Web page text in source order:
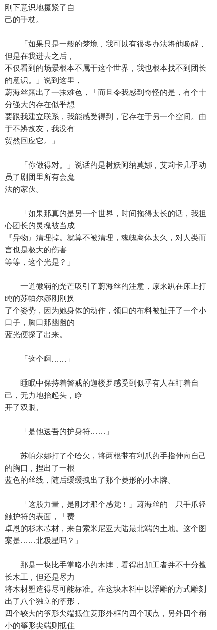
刚下意识地攥紧了自
己的手杖。
「如果只是一般的梦境，我可以有很多办法将他唤醒，
但是在我进去之后，
不仅看到的场景根本不属于这个世界，我也根本找不到团长
的意识。」说到这里，
蔚海丝露出了一抹难色，「而且令我感到奇怪的是，有个十
分强大的存在似乎想
要跟我建立联系，我能感受得到，它存在于另一个空间。由
于不辨敌友，我没有
贸然回应它。」
「你做得对。」说话的是树妖阿纳莫娜，艾莉卡几乎动
员了剧团里所有会魔
法的家伙。
「如果那真的是另一个世界，时间拖得太长的话，我担
心团长的灵魂被当成
『异物』清理掉。就算不被清理，魂魄离体太久，对人类而
言也是极大的伤害……
等等，这个光是？」
一道微弱的光芒吸引了蔚海丝的注意，原来趴在床上打
盹的苏帕尔娜刚刚换
了个姿势，因为她身体的动作，领口的布料被扯开了一个小
口子，胸口那幽幽的
蓝光便探了出来。
「这个啊……」
睡眠中保持着警戒的迦楼罗感受到似乎有人在盯着自
己，无力地抬起头，睁
开了双眼。
「是他送吾的护身符……」
苏帕尔娜打了个哈欠，将两根带有利爪的手指伸向自己
的胸口，捏出了一根
蓝色的丝线，随后缓缓拽出了那个菱形的小木牌。
「这股力量，是刚才那个感觉！」蔚海丝的一只手爪轻
触护符的表面，「费
卓恩的杉木芯材，来自索米尼亚大陆最北端的土地。这个图
案是……北极星吗？」
那是一块比手掌略小的木牌，看得出加工者并不十分擅
长木工，但还是尽力
将木材塑造得尽可能标准。在这块木料中以浮雕的方式雕刻
出了八个独立的筝形，
四个较大的筝形尖端抵住菱形外框的四个顶点，另外四个稍
小的筝形尖端则抵住